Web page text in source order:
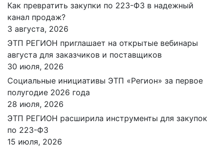
Как превратить закупки по 223-ФЗ в надежный
канал продаж?
3 августа, 2026
ЭТП РЕГИОН приглашает на открытые вебинары
августа для заказчиков и поставщиков
30 июля, 2026
Социальные инициативы ЭТП «Регион» за первое
полугодие 2026 года
28 июля, 2026
ЭТП РЕГИОН расширила инструменты для закупок
по 223-ФЗ
15 июля, 2026